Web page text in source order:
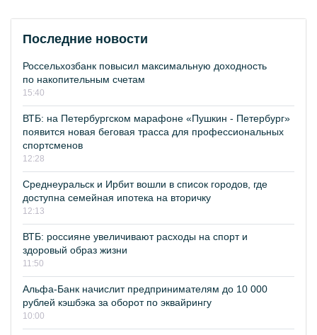
Последние новости
Россельхозбанк повысил максимальную доходность
по накопительным счетам
15:40
ВТБ: на Петербургском марафоне «Пушкин - Петербург»
появится новая беговая трасса для профессиональных
спортсменов
12:28
Среднеуральск и Ирбит вошли в список городов, где
доступна семейная ипотека на вторичку
12:13
ВТБ: россияне увеличивают расходы на спорт и
здоровый образ жизни
11:50
Альфа-Банк начислит предпринимателям до 10 000
рублей кэшбэка за оборот по эквайрингу
10:00